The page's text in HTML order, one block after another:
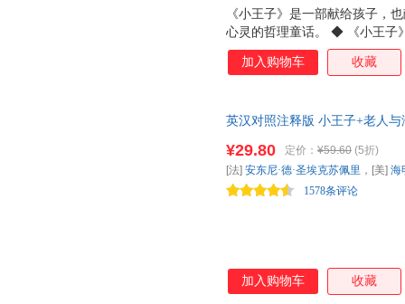
《小王子》是一部献给孩子，
心灵的哲理童话。 ◆ 《小王子
数亿人为之感动！ ◆ 《小王子
大的世界名著，阅读率仅次于
写出了引人深思的哲理，告诉
加入购物车 收藏
英汉对照注释版 小王子+老人
¥29.80 定价： ¥59.60 (5折)
1578条评论
[法] 安东尼·德·圣埃克苏佩里 ，[美] 海
加入购物车 收藏